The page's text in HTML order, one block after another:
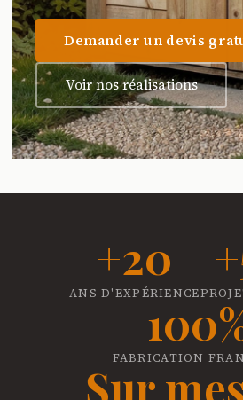
Demander un devis
Voir nos réalisations
+20
ANS D'EXPÉRIENCE
FABRICATION
Sur